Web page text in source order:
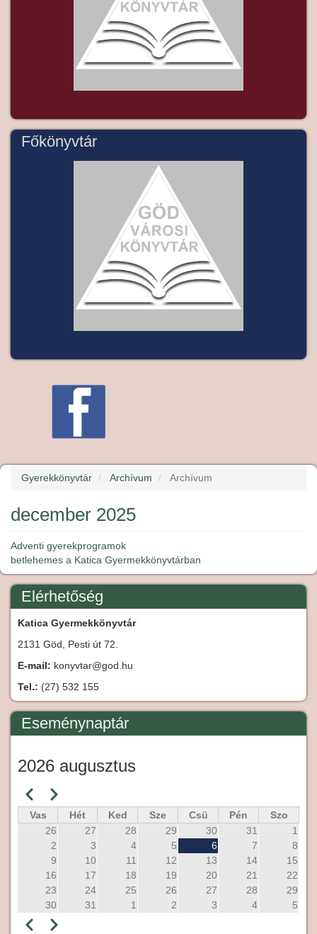
Főkönyvtár
Gyerekkönyvtár Archívum Archívum
december 2025
Adventi gyerekprogramok
betlehemes a Katica Gyermekkönyvtárban
Elérhetőség
Katica Gyermekkönyvtár
2131 Göd, Pesti út 72.
E-mail: konyvtar@god.hu
Tel.: (27) 532 155
Eseménynaptár
2026 augusztus
Oldalszámozás
Előző
Következő
Vas
Hét Ked Sze Csü Pén
Szo
26
27 28 29 30 31
1
2
3 4 5 6 7
8
9
10 11 12 13 14
15
16
17 18 19 20 21
22
23
24 25 26 27 28
29
30
31 1 2 3 4 5
Oldalszámozás
Előző Következő